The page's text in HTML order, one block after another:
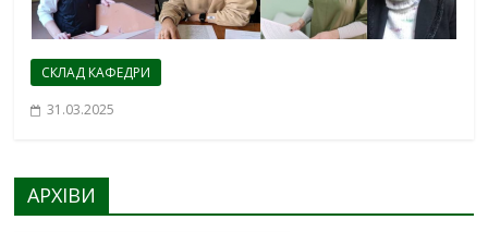
СКЛАД КАФЕДРИ
31.03.2025
АРХІВИ